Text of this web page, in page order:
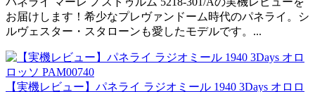
お届けします！希少なプレヴァンドーム時代のパネライ。シ
ルヴェスター・スタローンも愛したモデルです。...
【実機レビュー】パネライ ラジオミール 1940 3Days オロロ